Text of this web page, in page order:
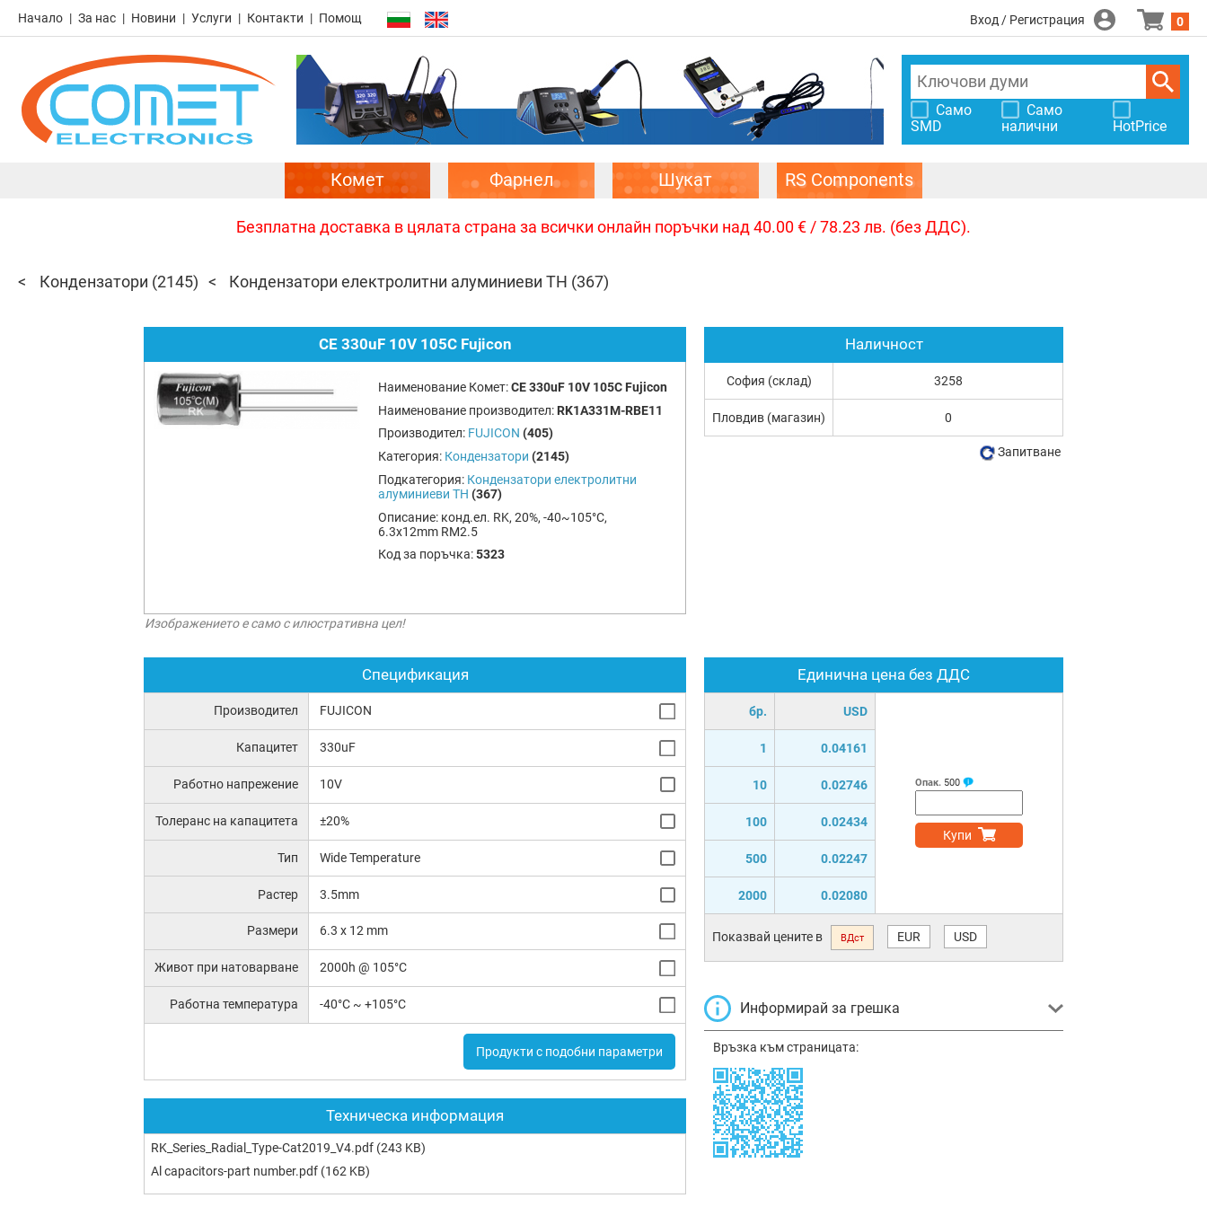
Начало За нас Новини Услуги Контакти Помощ Вход / Регистрация 0
Само
SMD
Само
налични
HotPrice
Комет Фарнел Шукат RS Components
Безплатна доставка в цялата страна за всички онлайн поръчки над 40.00 € / 78.23 лв. (без ДДС).
Кондензатори (2145) Кондензатори електролитни алуминиеви TH (367)
CE 330uF 10V 105C Fujicon
Наименование Комет:CE 330uF 10V 105C Fujicon
Наименование производител: RK1A331M-RBE11
Производител: FUJICON (405)
Категория: Кондензатори (2145)
Подкатегория: Кондензатори електролитни
алуминиеви TH (367)
Описание: конд.ел. RK, 20%, -40~105°C,
6.3x12mm RM2.5
Код за поръчка:5323
Изображението е само с илюстративна цел!
Спецификация
Производител FUJICON
Капацитет 330uF
Работно напрежение 10V
Толеранс на капацитета ±20%
Тип Wide Temperature
Растер 3.5mm
Размери 6.3 x 12 mm
Живот при натоварване 2000h @ 105°C
Работна температура -40°C ~ +105°C
Продукти с подобни параметри
Техническа информация
RK_Series_Radial_Type-Cat2019_V4.pdf (243 KB)
Al capacitors-part number.pdf (162 KB)
Единична цена без ДДС
бр. USD
1 0.04161
10 0.02746
100 0.02434
500 0.02247
2000 0.02080
Опак. 500
Купи
Показвай цените в ВДст EUR USD
Информирай за грешка
Връзка към страницата:
Наличност
София (склад) 3258
Пловдив (магазин) 0
Запитване